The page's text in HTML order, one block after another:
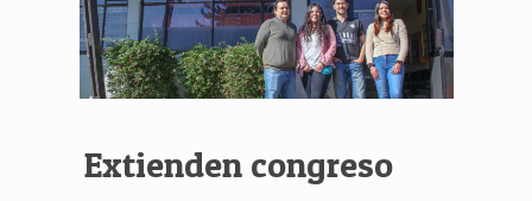
Extienden congreso